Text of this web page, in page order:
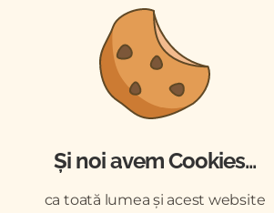
CABINETUL
Înregistrează-te la
GRATUIT
expediat o dată pe
importante știri și
Și noi avem Cookies...
ca toată lumea și acest website